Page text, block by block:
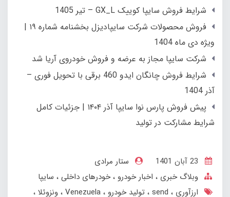
شرایط فروش سایپا كوییک GX_L – تیر 1405
فروش محصولات شرکت سایپادیزل بخشنامه شماره ١٩ |
ویژه دی ماه 1404
شرکت سایپا مجاز به عرضه و فروش خودروی آریا شد
شرایط فروش چانگان ایدو 460 برقی با تحویل فوری –
آذر 1404
پیش فروش پارس نوا سایپا آذر ۱۴۰۴ | جزئیات کامل
شرایط مشارکت در تولید
ستار مرادی
وبلاگ خبری
اخبار خودرو خودرهای داخلی
سایپا
ارزآوری
send تولید خودرو Venezuela ونزوئلا